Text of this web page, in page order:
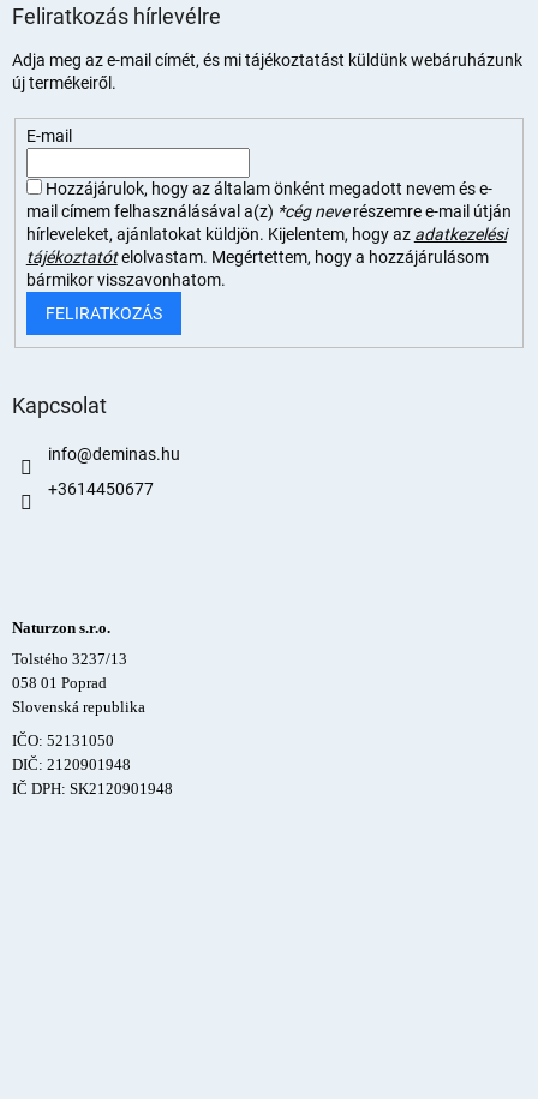
Feliratkozás hírlevélre
Adja meg az e-mail címét, és mi tájékoztatást küldünk webáruházunk
új termékeiről.
E-mail
Hozzájárulok, hogy az általam önként megadott nevem és e-
mail címem felhasználásával a(z) *cég neverészemre e-mail útján
hírleveleket, ajánlatokat küldjön. Kijelentem, hogy az adatkezelési
tájékoztatót elolvastam. Megértettem, hogy a hozzájárulásom
bármikor visszavonhatom.
FELIRATKOZÁS
Kapcsolat
info@deminas.hu
+3614450677
Naturzon s.r.o.
Tolstého 3237/13
058 01 Poprad
Slovenská republika
IČO: 52131050
DIČ: 2120901948
IČ DPH: SK2120901948